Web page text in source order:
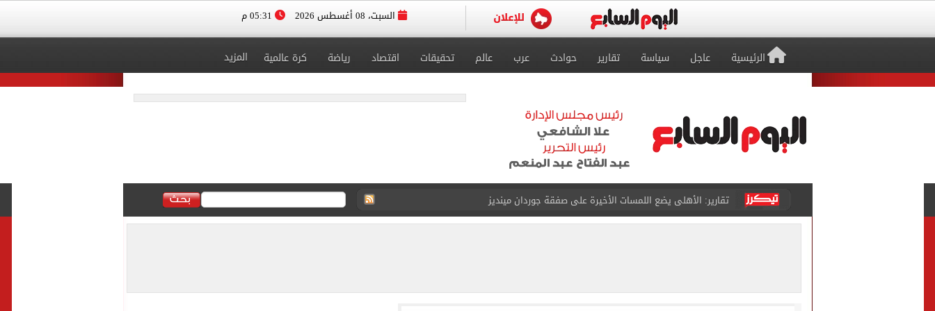
السبت، 08 أغسطس 2026
الرئيسية عاجل سياسة تقارير حوادث عرب عالم تحقيقات اقتصاد رياضة كرة عالمية المزيد
الأهلي يرفض مطالب أحمد عبد القادر بالحصول على 40 مليون جنيه سنوياً
حقيقة خلاف معتمد جمال وعبد الناصر محمد فى الزمالك بسبب المباريات الودية
حمزة عبد الكريم ينتظر يومًا استثنائيًا بعد استمراره مع فريق برشلونة الأول